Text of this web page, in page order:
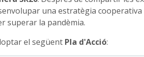
una estratègia cooperativa
superar la pandèmia.
el següent Pla d'Acció: